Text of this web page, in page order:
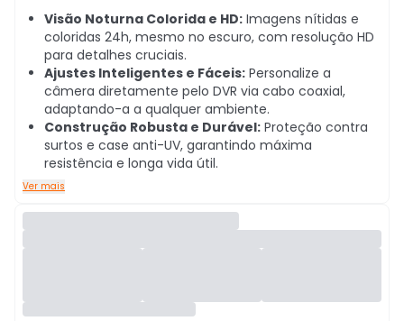
Visão Noturna Colorida e HD: Imagens nítidas e
coloridas 24h, mesmo no escuro, com resolução HD
para detalhes cruciais.
Ajustes Inteligentes e Fáceis: Personalize a
câmera diretamente pelo DVR via cabo coaxial,
adaptando-a a qualquer ambiente.
Construção Robusta e Durável: Proteção contra
surtos e case anti-UV, garantindo máxima
resistência e longa vida útil.
Ver mais